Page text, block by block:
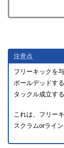
注意点
フリーキックを
ボールデッドす
タックル成立す
これは、フリー
スクラムorライ